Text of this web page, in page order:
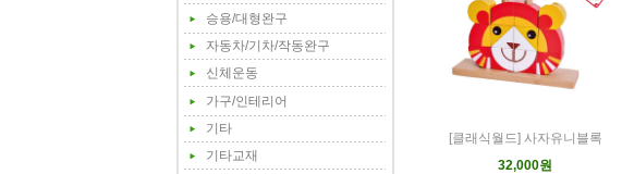
승용/대형완구
자동차/기차/작동완구
신체운동
가구/인테리어
기타
기타교재
[클래식월드] 사자유니블록
32,000원